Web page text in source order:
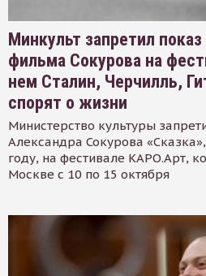
Минкульт запретил
фильма Сокурова на
нем Сталин, Черчилль,
спорят о жизни
Министерство культуры
Александра Сокурова
году, на фестивале КАРО.Арт,
Москве с 10 по 15 октября